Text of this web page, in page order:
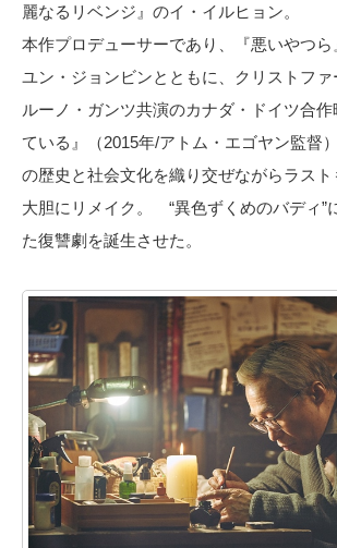
麗なるリベンジ』のイ・イルヒョン。
本作プロデューサーであり、『悪いやつ
ユン・ジョンビンとともに、クリストフ
ルーノ・ガンツ共演のカナダ・ドイツ合作
ている』（2015年/アトム・エゴヤン監督
の歴史と社会文化を織り交ぜながらラスト
大胆にリメイク。 “異色ずくめのバディ”
た復讐劇を誕生させた。